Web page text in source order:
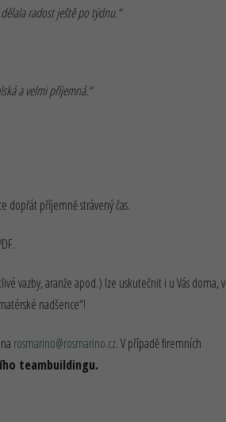
radost ještě po týdnu.“
a velmi příjemná.“
dopřát příjemně strávený čas.
vazby, aranže apod.) lze uskutečnit i u Vás doma, v
nadšence“!
rosmarino@rosmarino.cz. V případě firemních
teambuildingu.